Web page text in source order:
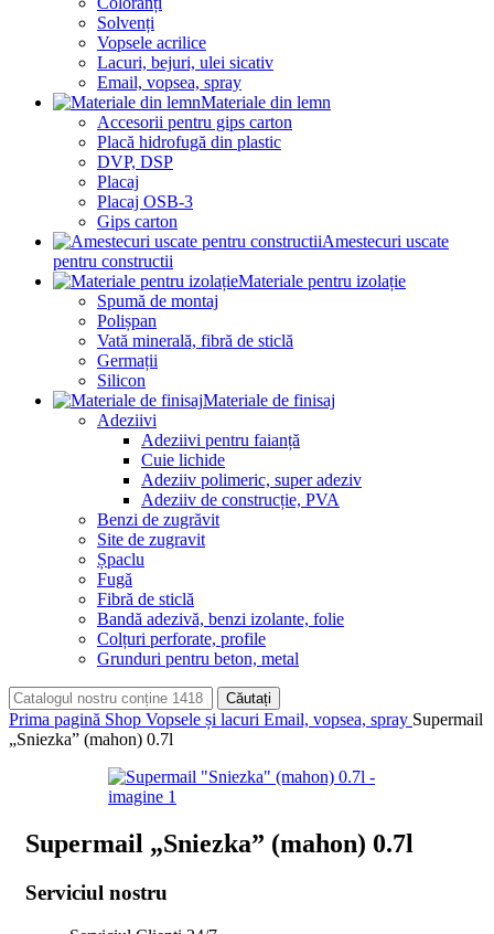
Solvenți
Vopsele acrilice
Lacuri, bejuri, ulei sicativ
Email, vopsea, spray
Materiale din lemn
Accesorii pentru gips carton
Placă hidrofugă din plastic
DVP, DSP
Placaj
Placaj OSB-3
Gips carton
Amestecuri uscate
pentru constructii
Materiale pentru izolație
Spumă de montaj
Polișpan
Vată minerală, fibră de sticlă
Germații
Silicon
Materiale de finisaj
Adeziivi
Adeziivi pentru faianță
Cuie lichide
Adeziiv polimeric, super adeziv
Adeziiv de construcție, PVA
Benzi de zugrăvit
Site de zugravit
Șpaclu
Fugă
Fibră de sticlă
Bandă adezivă, benzi izolante, folie
Colțuri perforate, profile
Grunduri pentru beton, metal
Căutați
Prima pagină Shop Vopsele și lacuri Email, vopsea, spray Supermail
„Sniezka” (mahon) 0.7l
Supermail „Sniezka” (mahon) 0.7l
Serviciul nostru